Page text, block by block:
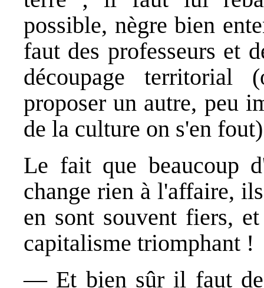
possible, nègre bien
faut des professeurs et
découpage
proposer un autre, peu
de la culture on s'en
Le fait que beaucoup
change rien à l'affaire,
en sont souvent fiers,
capitalisme triomphant !
— Et bien sûr il faut